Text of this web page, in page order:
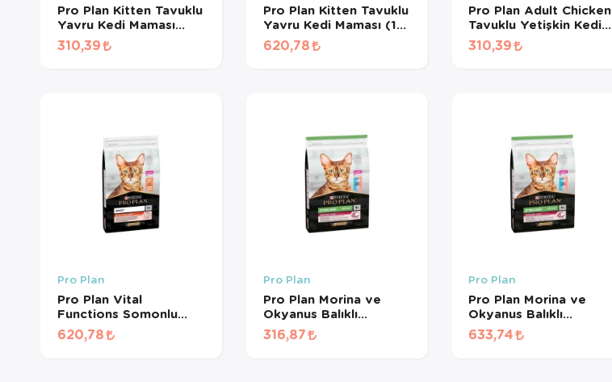
Pro Plan Kitten Tavuklu
Yavru Kedi Maması
(500 GR BÖLÜNMÜŞ)
310,39
Pro Plan Kitten Tavuklu
Yavru Kedi Maması (1
KG BÖLÜNMÜŞ)
620,78
Pro Plan Adult Chicken
Tavuklu Yetişkin Kedi
Maması (500 GR
BÖLÜNMÜŞ)
310,39
Pro Plan
Pro Plan Vital
Functions Somonlu
Yetişkin Kedi Maması (1
KG BÖLÜNMÜŞ)
620,78
Pro Plan
Pro Plan Morina ve
Okyanus Balıklı
Kısırlaştırılmış Kedi
Maması (500 GR
316,87
Pro Plan
Pro Plan Morina ve
Okyanus Balıklı
Kısırlaştırılmış Kedi
Maması (1 KG
633,74